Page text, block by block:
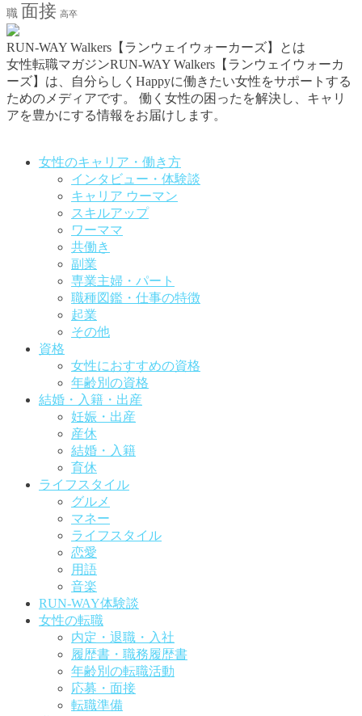
職 面接 高卒
RUN-WAY Walkers【ランウェイウォーカーズ】とは
女性転職マガジンRUN-WAY Walkers【ランウェイウォーカ
ーズ】は、自分らしくHappyに働きたい女性をサポートする
ためのメディアです。
働く女性の困ったを解決し、キャリ
アを豊かにする情報をお届けします。
女性のキャリア・働き方
インタビュー・体験談
キャリア ウーマン
スキルアップ
ワーママ
共働き
副業
専業主婦・パート
職種図鑑・仕事の特徴
起業
その他
資格
女性におすすめの資格
年齢別の資格
結婚・入籍・出産
妊娠・出産
産休
結婚・入籍
育休
ライフスタイル
グルメ
マネー
ライフスタイル
恋愛
用語
音楽
RUN-WAY体験談
女性の転職
内定・退職・入社
履歴書・職務履歴書
年齢別の転職活動
応募・面接
転職準備